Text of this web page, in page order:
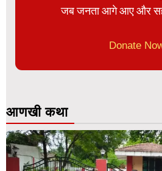
जब जनता आगे आए और
Donate
आणखी कथा